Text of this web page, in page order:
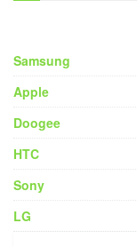
Samsung
Apple
Doogee
HTC
Sony
LG